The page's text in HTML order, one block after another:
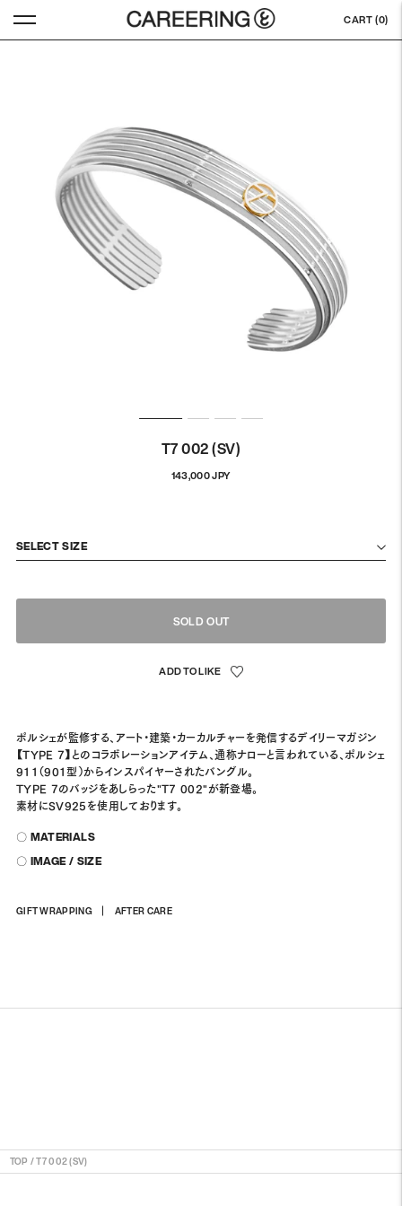
CART (0)
T7 002 (SV)
143,000 JPYRegular
SELECT SIZE
SOLD OUT
ポルシェが監修する、アート・建築・カーカルチャーを発信するデイリーマガジン
【TYPE 7】とのコラボレーションアイテム、通称ナローと言われている、ポルシェ
911（901型）からインスパイヤーされたバングル。
TYPE 7のバッジをあしらった"T7 002"が新登場。
素材にSV925を使用しております。
〇 MATERIALS
〇 IMAGE / SIZE
GIFT WRAPPING AFTER CARE
Adding
TOP /T7 002 (SV)